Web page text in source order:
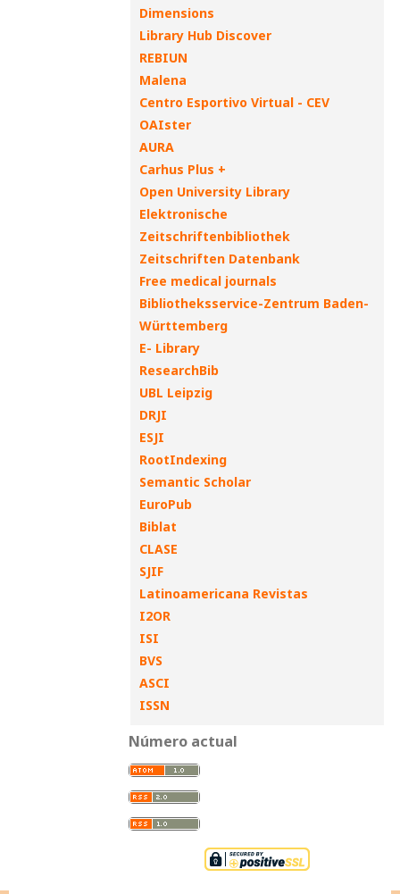
Dimensions
Library Hub Discover
REBIUN
Malena
Centro Esportivo Virtual - CEV
OAIster
AURA
Carhus Plus +
Open University Library
Elektronische
Zeitschriftenbibliothek
Zeitschriften Datenbank
Free medical journals
Bibliotheksservice-Zentrum Baden-
Württemberg
E- Library
ResearchBib
UBL Leipzig
DRJI
ESJI
RootIndexing
Semantic Scholar
EuroPub
Biblat
CLASE
SJIF
Latinoamericana Revistas
I2OR
ISI
BVS
ASCI
ISSN
Número actual